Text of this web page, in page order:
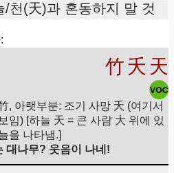
/천(天)과 혼동하지 말 것
竹夭 天
, 아랫부분: 조기 사망 夭 (여기서
임) [하늘 天 = 큰 사람 大 위에 있
을 나타냄.]
대나무? 웃음이 나네!